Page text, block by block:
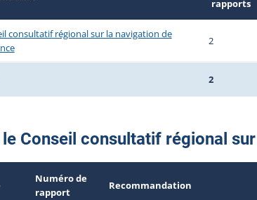
rapports
consultatif régional sur la navigation de
2
2
le Conseil consultatif régional
Numéro de
rapport
Recommandation